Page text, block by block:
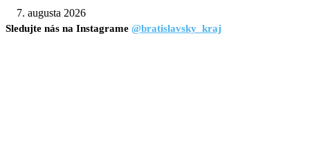
7. augusta 2026
Sledujte nás na Instagrame @bratislavsky_kraj